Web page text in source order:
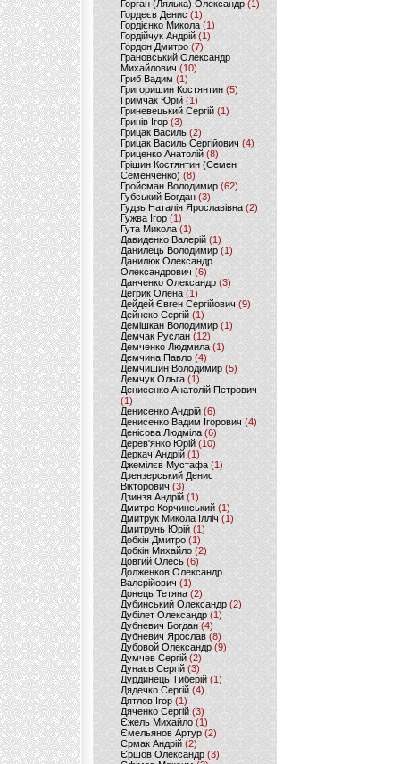
Горган (Лялька) Олександр(1)
Гордеєв Денис (1)
Гордієнко Микола (1)
Гордійчук Андрій (1)
Гордон Дмитро (7)
Грановський Олександр
Михайлович (10)
Гриб Вадим (1)
Григоришин Костянтин (5)
Гримчак Юрій(1)
Гриневецький Сергій(1)
Гринів Ігор (3)
Грицак Василь (2)
Грицак Василь Сергійович (4)
Гриценко Анатолій (8)
Грішин Костянтин (Семен
Семенченко)(8)
Гройсман Володимир(62)
Губський Богдан (3)
Гудзь Наталія Ярославівна(2)
Гужва Ігор (1)
Гута Микола (1)
Давиденко Валерій (1)
Данилець Володимир(1)
Данилюк Олександр
Олександрович (6)
Данченко Олександр (3)
Дегрик Олена(1)
Дейдей Євген Сергійович(9)
Дейнеко Сергій (1)
Демішкан Володимир(1)
Демчак Руслан (12)
Демченко Людмила (1)
Демчина Павло (4)
Демчишин Володимир (5)
Демчук Ольга(1)
Денисенко Анатолій Петрович
(1)
Денисенко Андрій (6)
Денисенко Вадим Ігорович (4)
Денісова Людміла(6)
Дерев'янко Юрій(10)
Деркач Андрій(1)
Джемілєв Мустафа (1)
Дзензерський Денис
Вікторович (3)
Дзинзя Андрій (1)
Дмитро Корчинський (1)
Дмитрук Микола Ілліч (1)
Дмитрунь Юрій (1)
Добкін Дмитро(1)
Добкін Михайло (2)
Довгий Олесь (6)
Долженков Олександр
Валерійович (1)
Донець Тетяна (2)
Дубинський Олександр(2)
Дубілет Олександр (1)
Дубневич Богдан (4)
Дубневич Ярослав (8)
Дубовой Олександр(9)
Думчев Сергій (2)
Дунаєв Сергій(3)
Дурдинець Тиберій (1)
Дядечко Сергій (4)
Дятлов Ігор (1)
Дяченко Сергій (3)
Єжель Михайло (1)
Ємельянов Артур (2)
Єрмак Андрій (2)
Єршов Олександр (3)